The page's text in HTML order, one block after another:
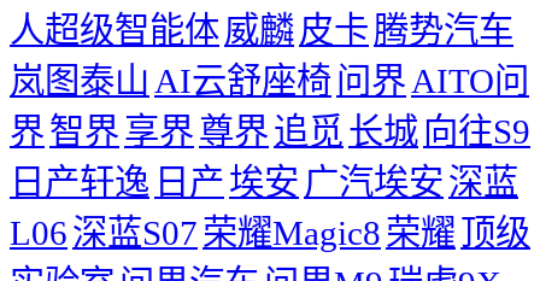
人超级智能体威麟皮卡腾势汽车
岚图泰山 AI云舒座椅问界 AITO问
界智界享界尊界追觅长城向往S9
日产轩逸 日产埃安 广汽埃安深蓝
L06深蓝S07荣耀Magic8荣耀顶级